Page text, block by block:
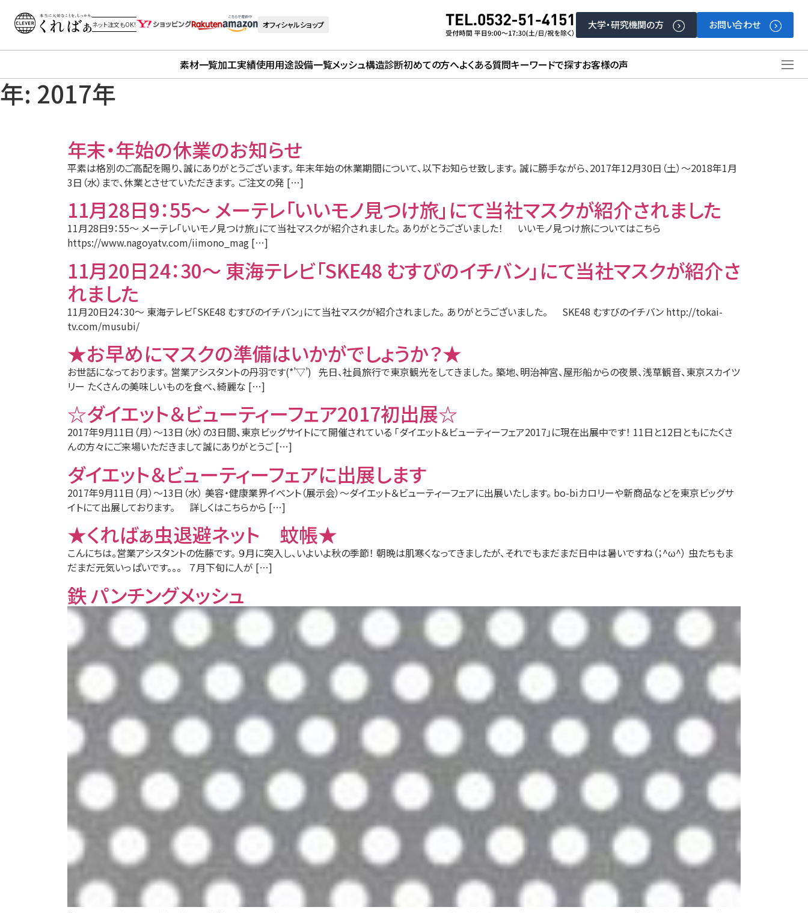
ネット注文もOK！ オフィシャルショップ 大学・研究機関の方 お問い合わせ
素材一覧加工実績使用用途設備一覧メッシュ構造診断初めての方へよくある質問キーワードで探すお客様の声
年: 2017年
年末・年始の休業のお知らせ
平素は格別のご高配を賜り、誠にありがとうございます。 年末年始の休業期間について、以下お知らせ致します。 誠に勝手ながら、2017年12月30日（土）～2018年1月
3日（水）まで、休業とさせていただきます。 ご注文の発 […]
11月28日9：55～ メーテレ「いいモノ見つけ旅」にて当社マスクが紹介されました
11月28日9：55～ メーテレ「いいモノ見つけ旅」にて当社マスクが紹介されました。 ありがとうございました！ いいモノ見つけ旅についてはこちら
https://www.nagoyatv.com/iimono_mag […]
11月20日24：30～ 東海テレビ「SKE48 むすびのイチバン」にて当社マスクが紹介さ
れました
11月20日24：30～ 東海テレビ「SKE48 むすびのイチバン」にて当社マスクが紹介されました。 ありがとうございました。 SKE48 むすびのイチバン http://tokai-
tv.com/musubi/
★お早めにマスクの準備はいかがでしょうか？★
お世話になっております。 営業アシスタントの丹羽です(*’▽’) 先日、社員旅行で東京観光をしてきました。 築地、明治神宮、屋形船からの夜景、浅草観音、東京スカイツ
リー たくさんの美味しいものを食べ、綺麗な […]
☆ダイエット＆ビューティーフェア2017初出展☆
2017年9月11日（月）～13日（水）の3日間、東京ビッグサイトにて開催されている 「ダイエット＆ビューティーフェア2017」に現在出展中です！ 11日と12日ともにたくさ
んの方々にご来場いただきまして誠にありがとうご […]
ダイエット＆ビューティーフェアに出展します
2017年9月11日（月）〜13日（水） 美容・健康業界イベント（展示会）～ダイエット＆ビューティーフェアに出展いたします。 bo-biカロリーや新商品などを東京ビッグサ
イトにて出展しております。 詳しくはこちらから […]
★くればぁ虫退避ネット 蚊帳★
こんにちは。営業アシスタントの佐藤です。 ９月に突入し、いよいよ秋の季節！ 朝晩は肌寒くなってきましたが、それでもまだまだ日中は暑いですね（；^ω^） 虫たちもま
だまだ元気いっぱいです。。。 ７月下旬に人が […]
鉄 パンチングメッシュ